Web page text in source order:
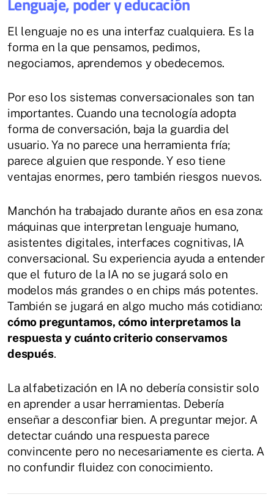
El lenguaje no es una interfaz cualquiera. Es la
forma en la que pensamos, pedimos,
negociamos, aprendemos y obedecemos.
Por eso los sistemas conversacionales son tan
importantes. Cuando una tecnología adopta
forma de conversación, baja la guardia del
usuario. Ya no parece una herramienta fría;
parece alguien que responde. Y eso tiene
ventajas enormes, pero también riesgos nuevos.
Manchón ha trabajado durante años en esa zona:
máquinas que interpretan lenguaje humano,
asistentes digitales, interfaces cognitivas, IA
conversacional. Su experiencia ayuda a entender
que el futuro de la IA no se jugará solo en
modelos más grandes o en chips más potentes.
También se jugará en algo mucho más cotidiano:
cómo preguntamos, cómo interpretamos la
respuesta y cuánto criterio conservamos
después.
La alfabetización en IA no debería consistir solo
en aprender a usar herramientas. Debería
enseñar a desconfiar bien. A preguntar mejor. A
detectar cuándo una respuesta parece
convincente pero no necesariamente es cierta. A
no confundir fluidez con conocimiento.